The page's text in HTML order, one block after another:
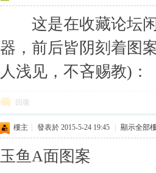
这是在收藏论坛闲
器，前后皆阴刻着图
人浅见，不吝赐教)：
回復
樓主 發表於 2015-5-24 19:45 顯示全部
玉鱼A面图案